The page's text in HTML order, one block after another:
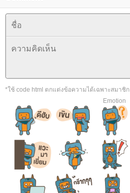
*ใช้ code html ตกแต่งข้อความได้เฉพาะสมาชิก
Emotion